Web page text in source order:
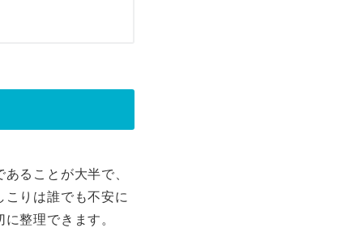
ることが大半で、
りは誰でも不安に
整理できます。